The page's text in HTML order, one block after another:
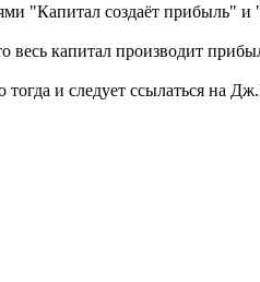
"Капитал создаёт прибыль"
весь капитал производит
и следует ссылаться на